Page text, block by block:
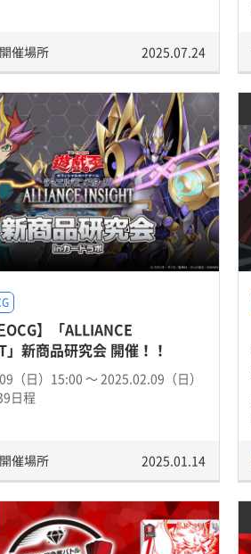
催場所 2025.07.24
OCG】「ALLIANCE
」新商品研究会 開催！！
（日）15:00 〜 2025.02.09（日）
日程
催場所 2025.01.14